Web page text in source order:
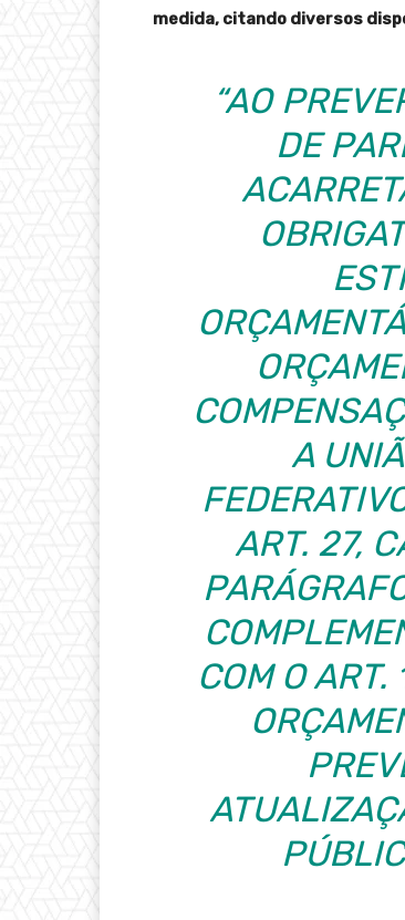
medida, citando diversos
“AO
DE
A
ART. 27,
COM O ART.